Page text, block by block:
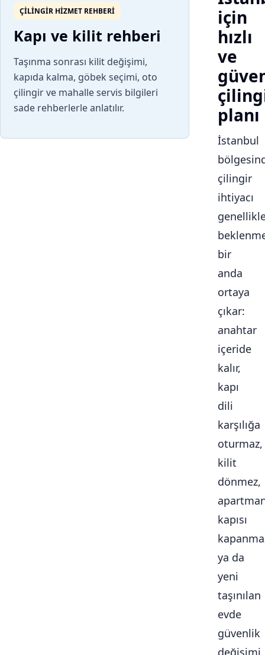
ÇILINGIR HIZMET REHBERI
Kapı ve kilit rehberi
Taşınma sonrası kilit değişimi,
kapıda kalma, göbek seçimi, oto
çilingir ve mahalle servis bilgileri
sade rehberlerle anlatılır.
için
hızlı
ve
planı
İstanbul
çilingir
ihtiyacı
bir
anda
ortaya
çıkar:
anahtar
içeride
kalır,
kapı
dili
karşılığa
oturmaz,
kilit
dönmez,
kapısı
ya da
yeni
taşınılan
evde
güvenlik
değişimi